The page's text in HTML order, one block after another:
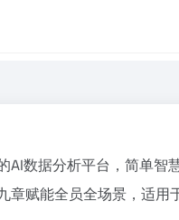
AI数据分析平台，简单
章赋能全员全场景，适用